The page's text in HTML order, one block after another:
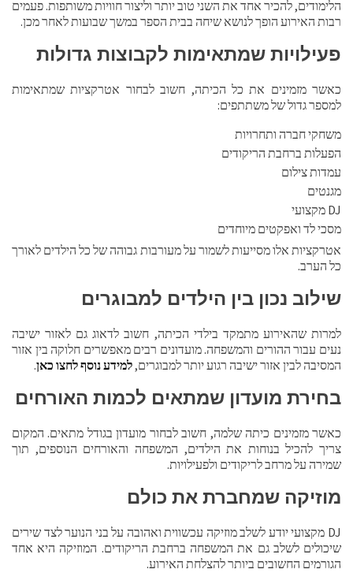
הלימודים, להכיר אחד את השני טוב יותר וליצור חוויות משותפות. פעמים
רבות האירוע הופך לנושא שיחה בבית הספר במשך שבועות לאחר מכן.
פעילויות שמתאימות לקבוצות גדולות
כאשר מזמינים את כל הכיתה, חשוב לבחור אטרקציות שמתאימות
למספר גדול של משתתפים:
משחקי חברה ותחרויות
הפעלות ברחבת הריקודים
עמדות צילום
מגנטים
DJ מקצועי
מסכי לד ואפקטים מיוחדים
אטרקציות אלו מסייעות לשמור על מעורבות גבוהה של כל הילדים לאורך
כל הערב.
שילוב נכון בין הילדים למבוגרים
למרות שהאירוע מתמקד בילדי הכיתה, חשוב לדאוג גם לאזור ישיבה
נעים עבור ההורים והמשפחה. מועדונים רבים מאפשרים חלוקה בין אזור
המסיבה לבין אזור ישיבה רגוע יותר למבוגרים,למידע נוסף לחצו כאן.
בחירת מועדון שמתאים לכמות האורחים
כאשר מזמינים כיתה שלמה, חשוב לבחור מועדון בגודל מתאים. המקום
צריך להכיל בנוחות את הילדים, המשפחה והאורחים הנוספים, תוך
שמירה על מרחב לריקודים ולפעילויות.
מוזיקה שמחברת את כולם
DJ מקצועי יודע לשלב מוזיקה עכשווית ואהובה על בני הנוער לצד שירים
שיכולים לשלב גם את המשפחה ברחבת הריקודים. המוזיקה היא אחד
הגורמים החשובים ביותר להצלחת האירוע.